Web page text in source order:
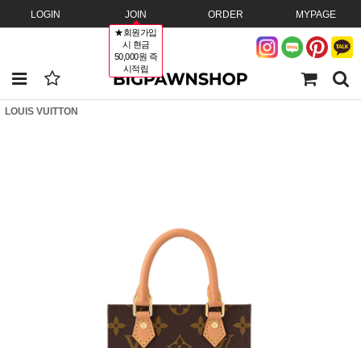
LOGIN JOIN
★회원가입
시 현금
50,000원 즉
시적립
ORDER MYPAGE
LOUIS VUITTON